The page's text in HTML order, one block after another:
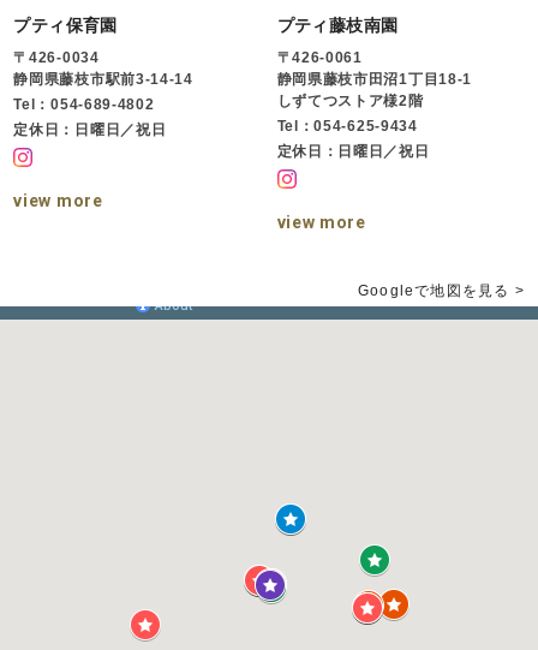
プティ保育園
〒426-0034
静岡県藤枝市駅前3-14-14
Tel：054-689-4802
定休日：日曜日／祝日
view more
プティ藤枝南園
〒426-0061
静岡県藤枝市田沼1丁目18-1
しずてつストア様2階
Tel：054-625-9434
定休日：日曜日／祝日
view more
Googleで地図を見る >